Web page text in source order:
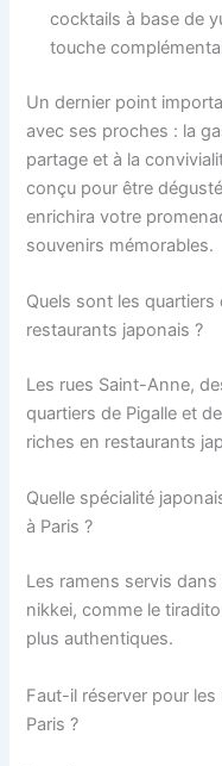
cocktails à base de
touche
Un dernier point
avec ses proches : la
partage et à la
conçu pour être
enrichira votre
souvenirs mémorables.
Quels sont les quartiers
restaurants japonais ?
Les rues Saint-Anne,
quartiers de Pigalle et
riches en restaurants
Quelle spécialité
à Paris ?
Les ramens servis
nikkei, comme le
plus authentiques.
Faut-il réserver pour
Paris ?